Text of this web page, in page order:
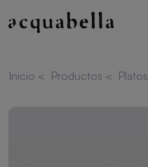
Inicio < Productos <